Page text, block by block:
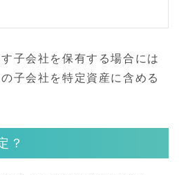
子会社を保有する場合には
子会社を特定資産に含める
？